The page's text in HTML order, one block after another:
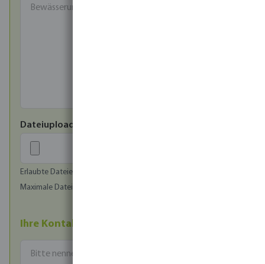
Dateiupload*
Erlaubte Dateien: image/jpeg, image/png, image/bmp
Maximale Dateigröße (in MB): 1
Ihre Kontaktdaten